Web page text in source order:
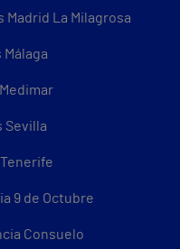
La Milagrosa
Sevilla
9 de Octubre
Consuelo